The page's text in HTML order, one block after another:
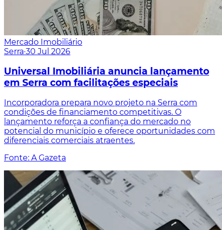
Mercado Imobiliário
Serra·30 Jul 2026
Universal Imobiliária anuncia lançamento
em Serra com facilitações especiais
Incorporadora prepara novo projeto na Serra com
condições de financiamento competitivas. O
lançamento reforça a confiança do mercado no
potencial do município e oferece oportunidades com
diferenciais comerciais atraentes.
Fonte: A Gazeta